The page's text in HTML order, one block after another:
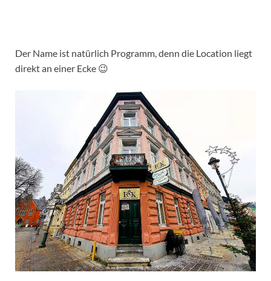
Der Name ist natürlich Programm, denn die Location liegt
direkt an einer Ecke 😉